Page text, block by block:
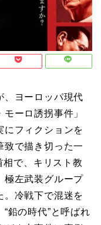
、ヨーロッパ現代
ーロ誘拐事件」
にフィクションを
致で描き切った一
で、キリスト教
極左武装グループ
。冷戦下で混迷を
鉛の時代”と呼ばれ